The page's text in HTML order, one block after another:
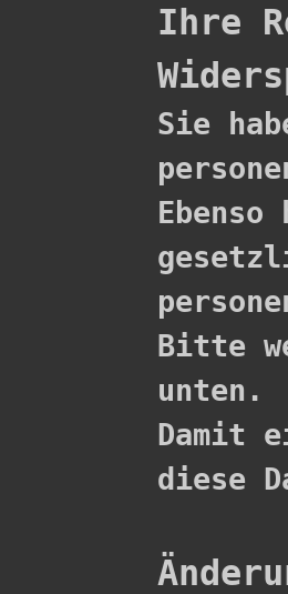
Ihre
Sie
Bitte
unten.
Damit
diese